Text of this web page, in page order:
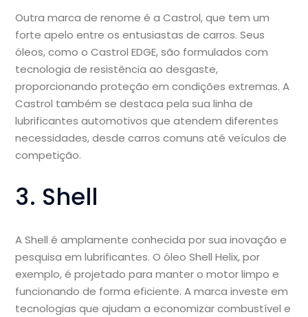
Outra marca de renome é a Castrol, que tem um
forte apelo entre os entusiastas de carros. Seus
óleos, como o Castrol EDGE, são formulados com
tecnologia de resistência ao desgaste,
proporcionando proteção em condições extremas. A
Castrol também se destaca pela sua linha de
lubrificantes automotivos que atendem diferentes
necessidades, desde carros comuns até veículos de
competição.
3. Shell
A Shell é amplamente conhecida por sua inovação e
pesquisa em lubrificantes. O óleo Shell Helix, por
exemplo, é projetado para manter o motor limpo e
funcionando de forma eficiente. A marca investe em
tecnologias que ajudam a economizar combustível e